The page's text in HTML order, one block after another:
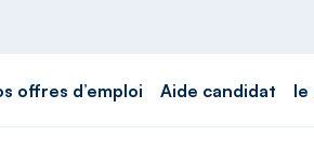
offres d’emploi Aide candidat le